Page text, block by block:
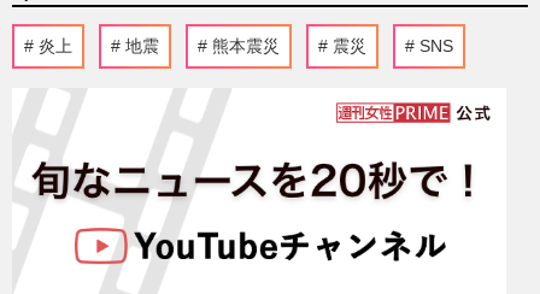
炎上 地震 熊本震災 震災 SNS